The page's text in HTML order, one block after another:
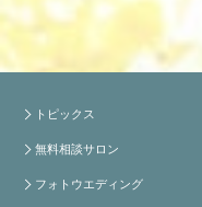
トピックス
無料相談サロン
フォトウエディング